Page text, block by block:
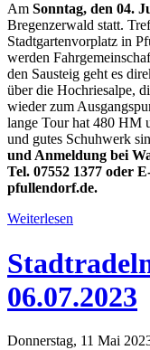
Am Sonntag, den 04.
Bregenzerwald statt.
Stadtgartenvorplatz in
werden
den Sausteig geht es
über die Hochriesalpe,
wieder zum
lange Tour hat 480 HM
und gutes Schuhwerk
und Anmeldung bei
Tel. 07552 1377 oder
pfullendorf.de.
Weiterlesen
06.07.2023
Donnerstag, 11 Mai